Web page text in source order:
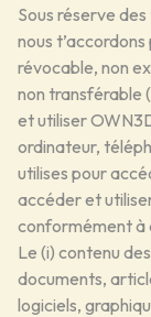
Sous réserve
nous
révocable, non
non transférable
et utiliser
ordinateur,
utilises pour
accéder et
conformément à
Le (i) contenu
documents,
logiciels,